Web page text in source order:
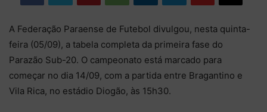
A Federação Paraense de Futebol divulgou, nesta quinta-
feira (05/09), a tabela completa da primeira fase do
Parazão Sub-20. O campeonato está marcado para
começar no dia 14/09, com a partida entre Bragantino e
Vila Rica, no estádio Diogão, às 15h30.